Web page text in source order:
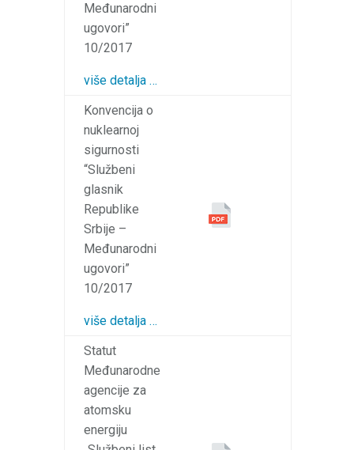
Međunarodni
ugovori”
10/2017
više detalja …
Konvencija o
nuklearnoj
sigurnosti
“Službeni
glasnik
Republike
Srbije –
Međunarodni
ugovori”
10/2017
više detalja …
Statut
Međunarodne
agencije za
atomsku
energiju